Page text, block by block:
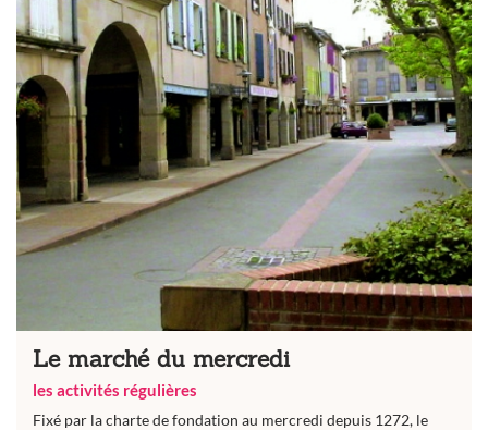
Le marché du mercredi
les activités régulières
Fixé par la charte de fondation au mercredi depuis 1272, le